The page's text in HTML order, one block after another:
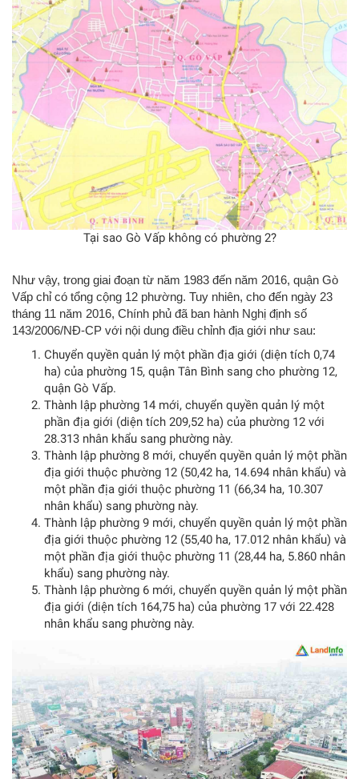
Tại sao Gò Vấp không có phường 2?
Như vậy, trong giai đoạn từ năm 1983 đến năm 2016, quận Gò
Vấp chỉ có tổng cộng 12 phường. Tuy nhiên, cho đến ngày 23
tháng 11 năm 2016, Chính phủ đã ban hành Nghị định số
143/2006/NĐ-CP với nội dung điều chỉnh địa giới như sau:
Chuyển quyền quản lý một phần địa giới (diện tích 0,74
ha) của phường 15, quận Tân Bình sang cho phường 12,
quận Gò Vấp.
Thành lập phường 14 mới, chuyển quyền quản lý một
phần địa giới (diện tích 209,52 ha) của phường 12 với
28.313 nhân khẩu sang phường này.
Thành lập phường 8 mới, chuyển quyền quản lý một phần
địa giới thuộc phường 12 (50,42 ha, 14.694 nhân khẩu) và
một phần địa giới thuộc phường 11 (66,34 ha, 10.307
nhân khẩu) sang phường này.
Thành lập phường 9 mới, chuyển quyền quản lý một phần
địa giới thuộc phường 12 (55,40 ha, 17.012 nhân khẩu) và
một phần địa giới thuộc phường 11 (28,44 ha, 5.860 nhân
khẩu) sang phường này.
Thành lập phường 6 mới, chuyển quyền quản lý một phần
địa giới (diện tích 164,75 ha) của phường 17 với 22.428
nhân khẩu sang phường này.